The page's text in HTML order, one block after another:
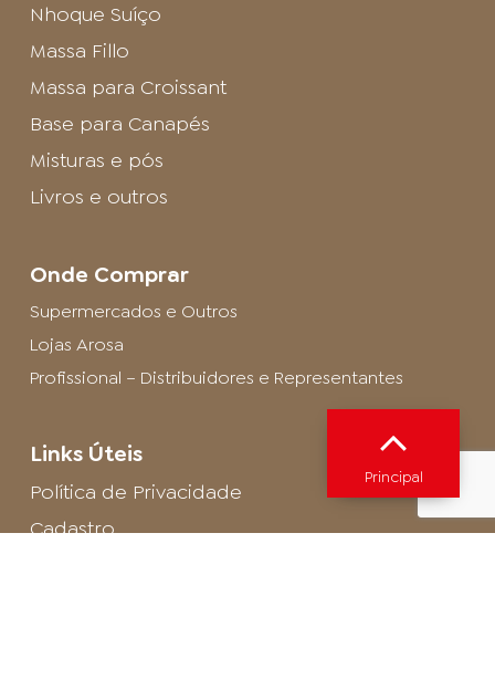
Nhoque Suíço
Massa Fillo
Massa para Croissant
Base para Canapés
Misturas e pós
Livros e outros
Onde Comprar
Supermercados e Outros
Lojas Arosa
Profissional – Distribuidores e Representantes
Links Úteis
Política de Privacidade
Cadastro
Principal